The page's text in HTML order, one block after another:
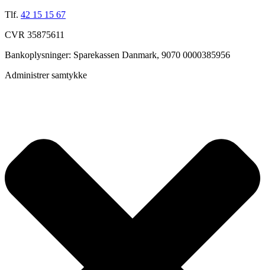
Tlf. 42 15 15 67
CVR 35875611
Bankoplysninger: Sparekassen Danmark, 9070 0000385956
Administrer samtykke